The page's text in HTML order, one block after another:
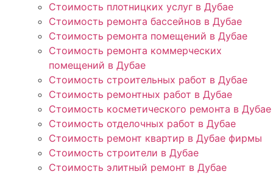
Стоимость плотницких услуг в Дубае
Стоимость ремонта бассейнов в Дубае
Стоимость ремонта помещений в Дубае
Стоимость ремонта коммерческих
помещений в Дубае
Стоимость строительных работ в Дубае
Стоимость ремонтных работ в Дубае
Стоимость косметического ремонта в Дубае
Стоимость отделочных работ в Дубае
Стоимость ремонт квартир в Дубае фирмы
Стоимость строители в Дубае
Стоимость элитный ремонт в Дубае